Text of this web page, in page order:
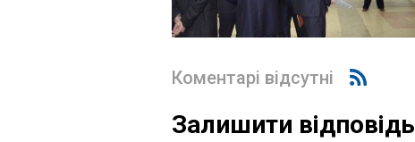
Коментарі відсутні
Залишити відповідь